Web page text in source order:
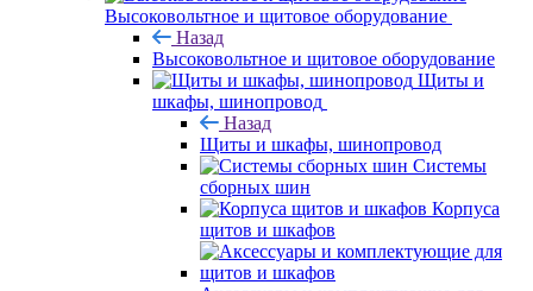
Высоковольтное и щитовое оборудование
Назад
Высоковольтное и щитовое оборудование
Щиты и
шкафы, шинопровод
Назад
Щиты и шкафы, шинопровод
Системы
сборных шин
Корпуса
щитов и шкафов